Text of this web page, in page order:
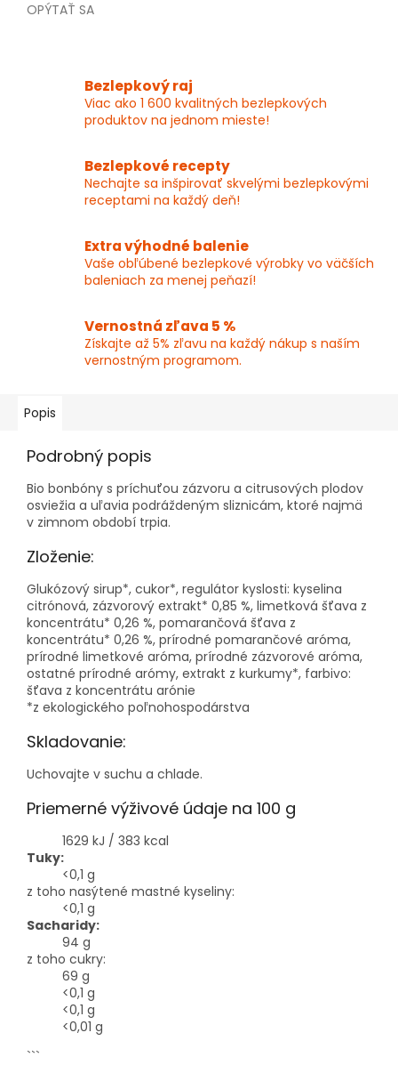
OPÝTAŤ SA
Bezlepkový raj
Viac ako 1 600 kvalitných bezlepkových
produktov na jednom mieste!
Bezlepkové recepty
Nechajte sa inšpirovať skvelými bezlepkovými
receptami na každý deň!
Extra výhodné balenie
Vaše obľúbené bezlepkové výrobky vo väčších
baleniach za menej peňazí!
Vernostná zľava 5 %
Získajte až 5% zľavu na každý nákup s naším
vernostným programom.
Popis
Podrobný popis
Bio bonbóny s príchuťou zázvoru a citrusových plodov
osviežia a uľavia podráždeným sliznicám, ktoré najmä
v zimnom období trpia.
Zloženie:
Glukózový sirup*, cukor*, regulátor kyslosti: kyselina
citrónová, zázvorový extrakt* 0,85 %, limetková šťava z
koncentrátu* 0,26 %, pomarančová šťava z
koncentrátu* 0,26 %, prírodné pomarančové aróma,
prírodné limetkové aróma, prírodné zázvorové aróma,
ostatné prírodné arómy, extrakt z kurkumy*, farbivo:
šťava z koncentrátu arónie
*z ekologického poľnohospodárstva
Skladovanie:
Uchovajte v suchu a chlade.
Priemerné výživové údaje na 100 g
1629 kJ / 383 kcal
Tuky:
<0,1 g
z toho nasýtené mastné kyseliny:
<0,1 g
Sacharidy:
94 g
z toho cukry:
69 g
<0,1 g
<0,1 g
<0,01 g
```